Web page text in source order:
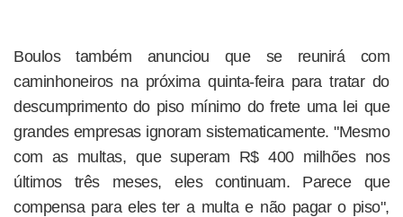
Boulos também anunciou que se reunirá com
caminhoneiros na próxima quinta-feira para tratar do
descumprimento do piso mínimo do frete uma lei que
grandes empresas ignoram sistematicamente. "Mesmo
com as multas, que superam R$ 400 milhões nos
últimos três meses, eles continuam. Parece que
compensa para eles ter a multa e não pagar o piso",